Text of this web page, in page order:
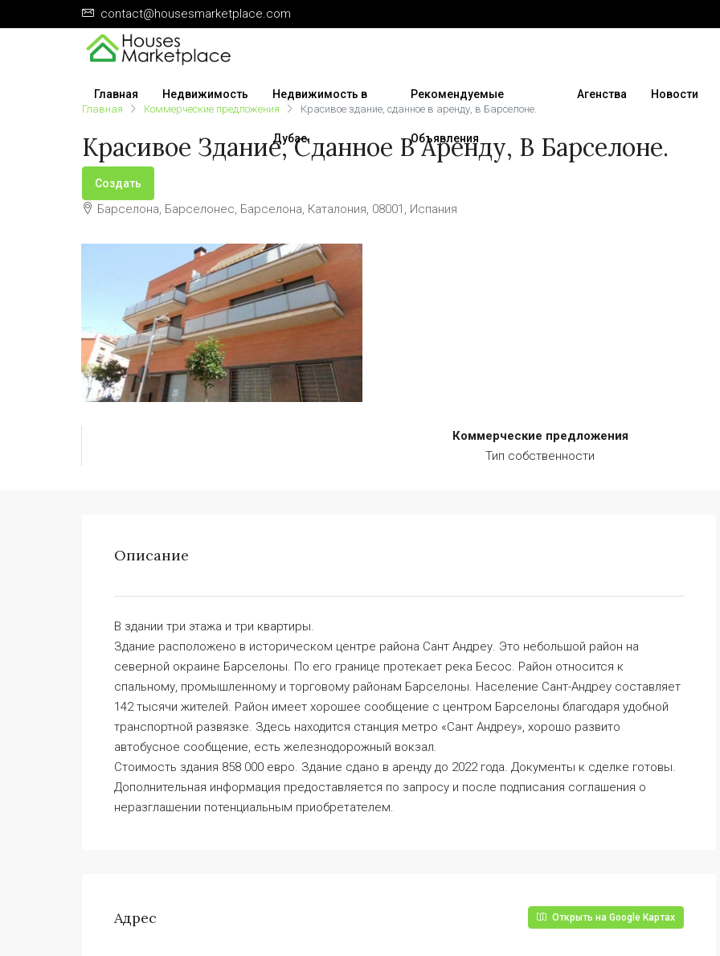
contact@housesmarketplace.com
Главная Недвижимость Недвижимость в
Дубае
Рекомендуемые
Объявления
Агенства Новости
Создать
Главная Коммерческие предложения Красивое здание, сданное в аренду, в Барселоне.
Красивое Здание, Сданное В Аренду, В Барселоне.
ПРОДАЖА
Барселона, Барселонес, Барселона, Каталония, 08001, Испания
Коммерческие предложения
Тип собственности
Описание
В здании три этажа и три квартиры.
Здание расположено в историческом центре района Сант Андреу. Это небольшой район на
северной окраине Барселоны. По его границе протекает река Бесос. Район относится к
спальному, промышленному и торговому районам Барселоны. Население Сант-Андреу составляет
142 тысячи жителей. Район имеет хорошее сообщение с центром Барселоны благодаря удобной
транспортной развязке. Здесь находится станция метро «Сант Андреу», хорошо развито
автобусное сообщение, есть железнодорожный вокзал.
Стоимость здания 858 000 евро. Здание сдано в аренду до 2022 года. Документы к сделке готовы.
Дополнительная информация предоставляется по запросу и после подписания соглашения о
неразглашении потенциальным приобретателем.
Адрес Открыть на Google Картах